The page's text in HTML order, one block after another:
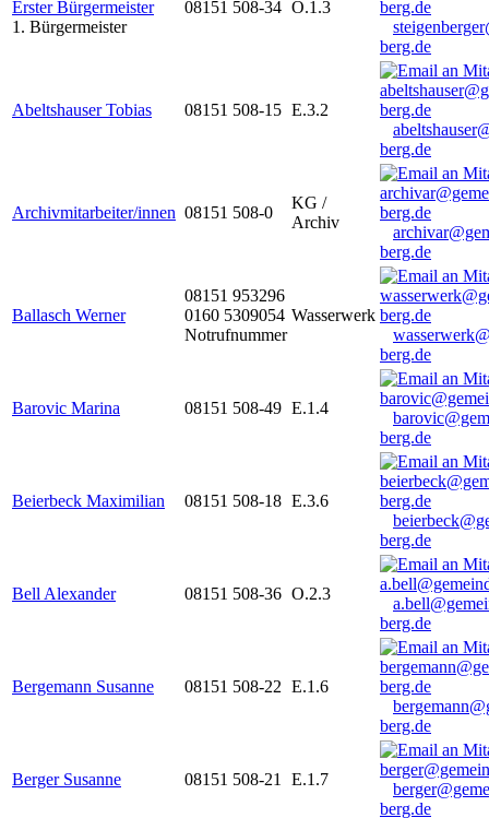
Erster Bürgermeister
1. Bürgermeister
08151 508-34 O.1.3
berg.de
Abeltshauser Tobias 08151 508-15 E.3.2
berg.de
Archivmitarbeiter/innen 08151 508-0
KG /
Archiv
berg.de
Ballasch Werner
08151 953296
0160 5309054
Notrufnummer
Wasserwerk
berg.de
Barovic Marina 08151 508-49 E.1.4
berg.de
Beierbeck Maximilian 08151 508-18 E.3.6
berg.de
Bell Alexander 08151 508-36 O.2.3
berg.de
Bergemann Susanne 08151 508-22 E.1.6
berg.de
Berger Susanne 08151 508-21 E.1.7
berg.de